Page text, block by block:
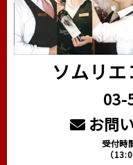
ソムリ
03-
お問
受付時
（